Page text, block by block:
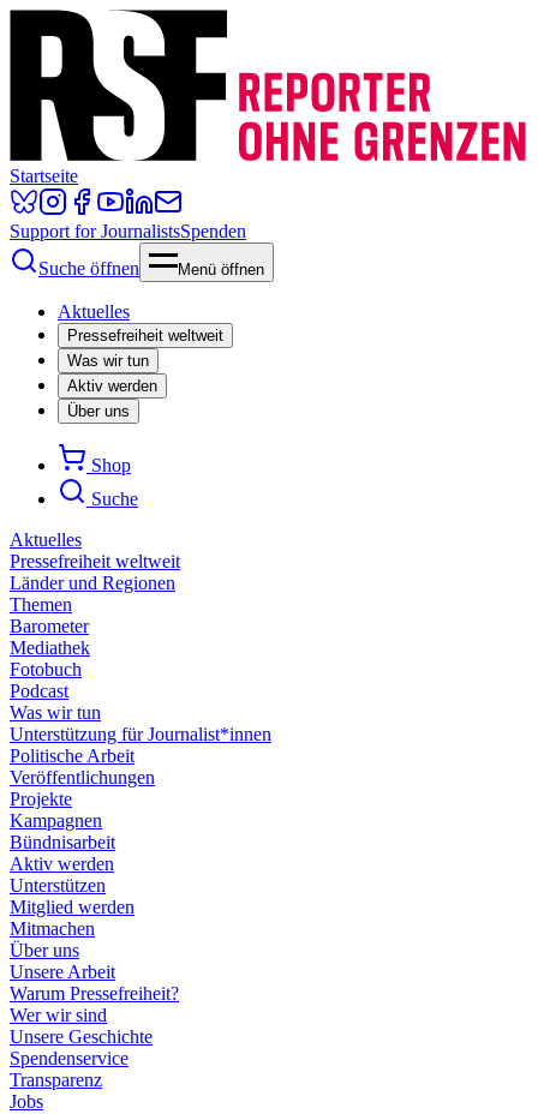
Startseite
Support for JournalistsSpenden
Suche öffnen
Menü öffnen
Aktuelles
Pressefreiheit weltweit
Was wir tun
Aktiv werden
Über uns
Shop
Suche
Aktuelles
Pressefreiheit weltweit
Länder und Regionen
Themen
Barometer
Mediathek
Fotobuch
Podcast
Was wir tun
Unterstützung für Journalist*innen
Politische Arbeit
Veröffentlichungen
Projekte
Kampagnen
Bündnisarbeit
Aktiv werden
Unterstützen
Mitglied werden
Mitmachen
Über uns
Unsere Arbeit
Warum Pressefreiheit?
Wer wir sind
Unsere Geschichte
Spendenservice
Transparenz
Jobs